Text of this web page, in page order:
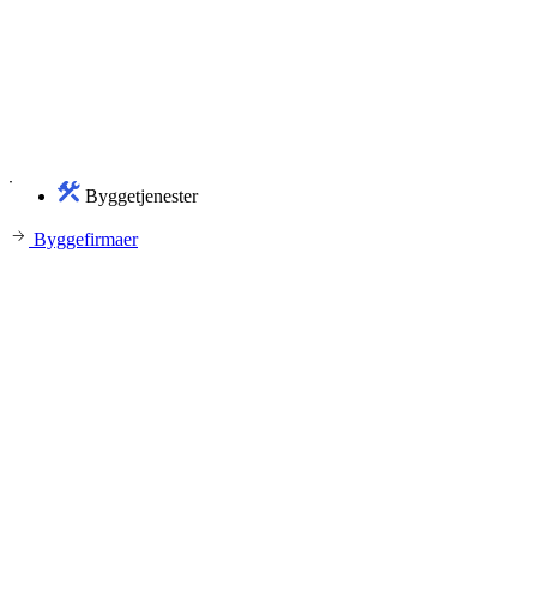
Byggetjenester
Byggefirmaer